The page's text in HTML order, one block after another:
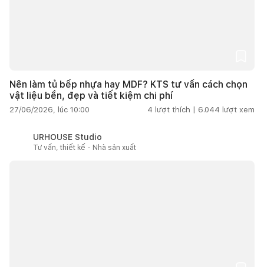
Nên làm tủ bếp nhựa hay MDF? KTS tư vấn cách chọn
vật liệu bền, đẹp và tiết kiệm chi phí
27/06/2026, lúc 10:00 4 lượt thích | 6.044 lượt xem
URHOUSE Studio
Tư vấn, thiết kế - Nhà sản xuất